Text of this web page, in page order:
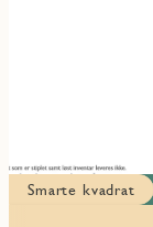
Smarte kvadrat